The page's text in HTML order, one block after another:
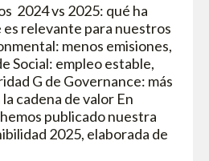
2024 vs 2025: qué ha
es relevante para nuestros
menos emisiones,
Social: empleo estable,
G de Governance: más
cadena de valor En
publicado nuestra
2025, elaborada de